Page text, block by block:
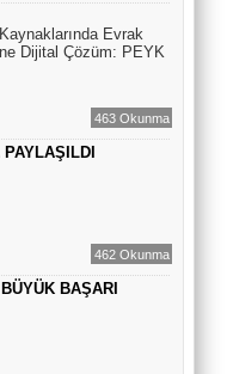
Evrak
Dijital Çözüm: PEYK
463 Okunma
462 Okunma
BAŞARI